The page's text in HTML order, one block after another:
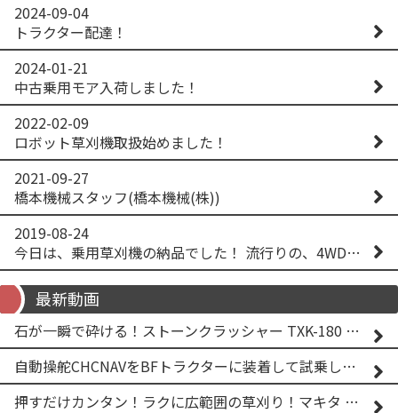
2024-09-04
トラクター配達！
2024-01-21
中古乗用モア入荷しました！
2022-02-09
ロボット草刈機取扱始めました！
2021-09-27
橋本機械スタッフ(橋本機械(株))
2019-08-24
今日は、乗用草刈機の納品でした！ 流行りの、4WD！ #イセキアグリ #オーレック #四駆 #増税間近
最新動画
石が一瞬で砕ける！ストーンクラッシャー TXK-180 実演
自動操舵CHCNAVをBFトラクターに装着して試乗してみた！！ CHCNAV NX610
押すだけカンタン！ラクに広範囲の草刈り！マキタ バッテリー式草刈り機 MUG001G 2